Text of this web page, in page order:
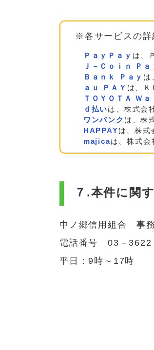
※各サービスの詳
ＰａｙＰａｙ は、
Ｊ－Ｃｏｉｎ Ｐａ
Ｂａｎｋ Ｐａｙ は
ａｕ ＰＡＹ は、Ｋ
ＴＯＹＯＴＡ Ｗａ
ｄ払いは、株式会
ワンバンク は、株
HAPPAYは、株式
majicaは、株式
７.本件に関
中ノ郷信用組合 事
電話番号 03－3622
平日：9時～17時